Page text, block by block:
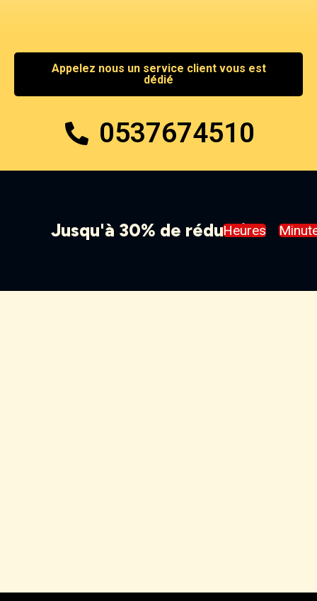
Appelez nous un service client vous est
dédié
0537674510
Jusqu'à 30% de réduction
Heures